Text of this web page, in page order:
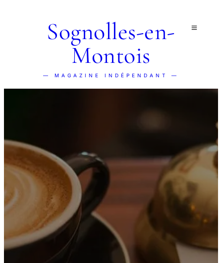
Sognolles-en-
Montois
— MAGAZINE INDÉPENDANT —